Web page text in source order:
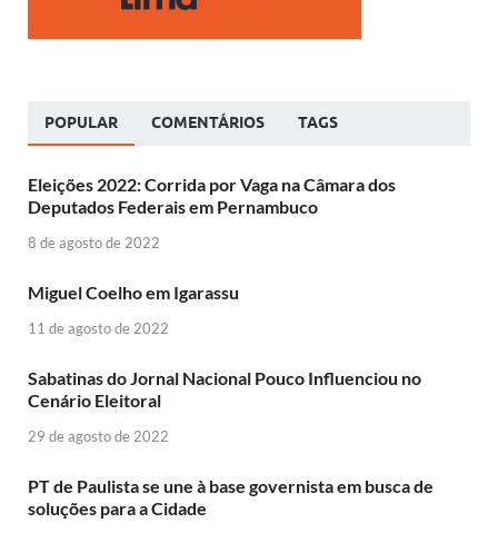
POPULAR COMENTÁRIOS TAGS
Eleições 2022: Corrida por Vaga na Câmara dos
Deputados Federais em Pernambuco
8 de agosto de 2022
Miguel Coelho em Igarassu
11 de agosto de 2022
Sabatinas do Jornal Nacional Pouco Influenciou no
Cenário Eleitoral
29 de agosto de 2022
PT de Paulista se une à base governista em busca de
soluções para a Cidade